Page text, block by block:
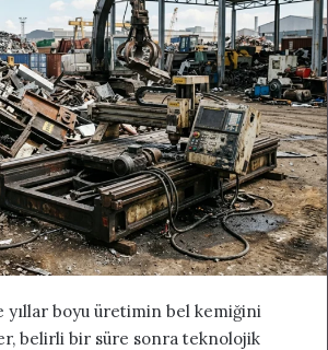
yıllar boyu üretimin bel kemiğini
belirli bir süre sonra teknolojik